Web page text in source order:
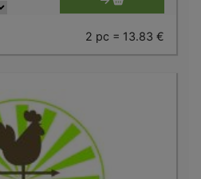
2 pc = 13.83 €